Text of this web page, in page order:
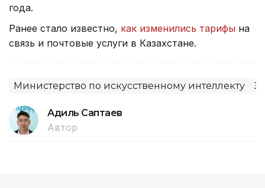
года.
Ранее стало известно, как изменились тарифы на
связь и почтовые услуги в Казахстане.
Министерство по искусственному интеллекту
Адиль Саптаев
Автор